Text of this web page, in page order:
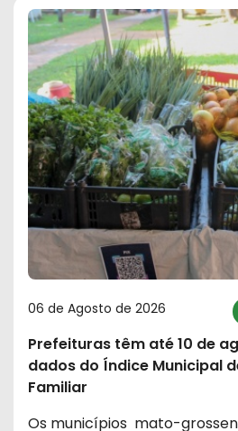
06 de Agosto de 2026
Prefeituras têm até 10 de
dados do Índice Municipal
Familiar
Os municípios mato-